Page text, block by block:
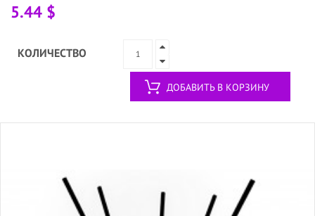
5.44 $
КОЛИЧЕСТВО
ДОБАВИТЬ В КОРЗИНУ